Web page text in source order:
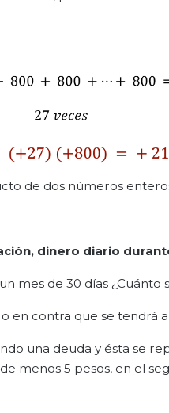
de dos números
dinero diario
mes de 30 días
en contra que se tendrá
una deuda y ésta se
menos 5 pesos, en el